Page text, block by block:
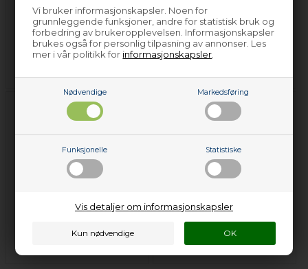
Vi bruker informasjonskapsler. Noen for
grunnleggende funksjoner, andre for statistisk bruk og
forbedring av brukeropplevelsen. Informasjonskapsler
brukes også for personlig tilpasning av annonser. Les
mer i vår politikk for informasjonskapsler
Nødvendige Markedsføring
Funksjonelle Statistiske
Vis detaljer om informasjonskapsler
Dør til fryseboks &
tilbehør - Zanussi-
Electrolux - Kjøleskap
& fryser
Grep til kjøleskap &
tilbehør - Zanussi-
Electrolux - Kjøleskap
Kjøleskapshylle &
tilbehør - Zanussi-
& fryser
Termostat - Zanussi-
Electrolux - Kjøleskap
& fryser